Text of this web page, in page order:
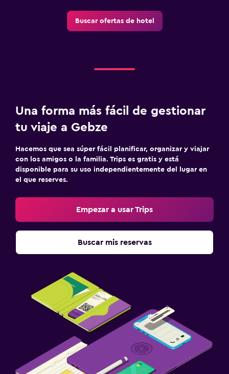
Buscar ofertas de hotel
Una forma más fácil de gestionar
tu viaje a Gebze
Hacemos que sea súper fácil planificar, organizar y viajar
con los amigos o la familia. Trips es gratis y está
disponible para su uso independientemente del lugar en
el que reserves.
Empezar a usar Trips
Buscar mis reservas